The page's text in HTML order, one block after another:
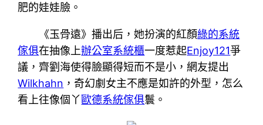
肥的娃娃臉。
《玉骨遠》播出后，她扮演的紅顏綠的系統
傢俱在抽像上辦公室系統櫃一度惹起Enjoy121爭
議，齊劉海使得臉顯得短而不是小，網友提出
Wilkhahn ，奇幻劇女主不應是如許的外型，怎么
看上往像個丫歐德系統傢俱鬟。